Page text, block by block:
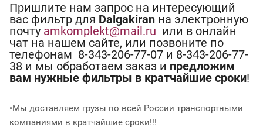
Пришлите нам запрос на интересующий
вас фильтр для Dalgakiran на электронную
почту amkomplekt@mail.ru или в онлайн
чат на нашем сайте, или позвоните по
телефонам 8-343-206-77-07 и 8-343-206-77-
38 и мы обработаем заказ и предложим
вам нужные фильтры в кратчайшие сроки!
•Мы доставляем грузы по всей России транспортными
компаниями в кратчайшие сроки!!!